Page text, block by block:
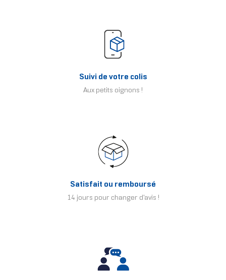
Suivi de votre colis
Aux petits oignons !
Satisfait ou remboursé
14 jours pour changer d'avis !